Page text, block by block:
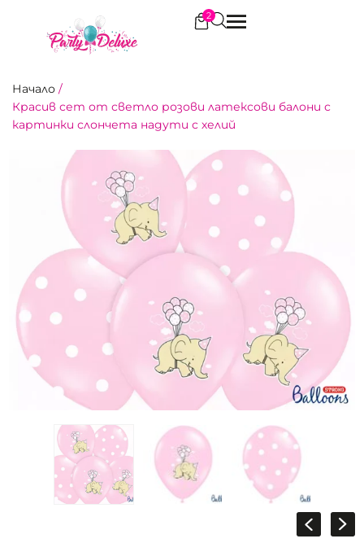
2
Начало /
Красив сет от светло розови латексови балони с
картинки слончета надути с хелий